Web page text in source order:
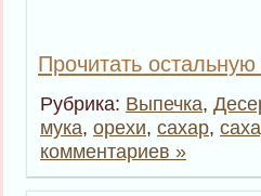
Прочитать остальную
Рубрика: Выпечка,
мука, орехи, сахар,
комментариев »